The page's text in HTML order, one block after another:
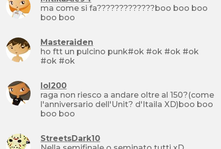
ma come si fa?????????????boo boo boo
boo boo
Masteraiden
ho ftt un pulcino punk#ok #ok #ok #ok
#ok #ok
lol200
raga non riesco a andare oltre al 150?(come
l'anniversario dell'Unit? d'Itaila XD)boo boo
boo boo
StreetsDark10